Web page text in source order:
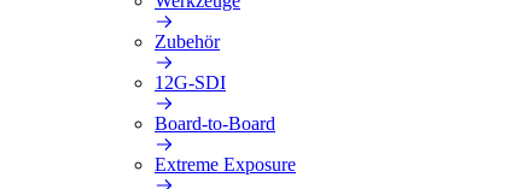
Zubehör
12G-SDI
Board-to-Board
Extreme Exposure